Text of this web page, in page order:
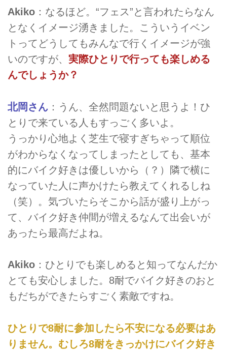
Akiko ：なるほど。“フェス”と言われたらなん
となくイメージ湧きました。こういうイベン
トってどうしてもみんなで行くイメージが強
いのですが、 実際ひとりで行っても楽しめる
んでしょうか？
北岡さん ：うん、全然問題ないと思うよ！ひ
とりで来ている人もすっごく多いよ。
うっかり心地よく芝生で寝すぎちゃって順位
がわからなくなってしまったとしても、基本
的にバイク好きは優しいから（？）隣で横に
なっていた人に声かけたら教えてくれるしね
（笑）。気づいたらそこから話が盛り上がっ
て、バイク好き仲間が増えるなんて出会いが
あったら最高だよね。
Akiko ：ひとりでも楽しめると知ってなんだか
とても安心しました。8耐でバイク好きのおと
もだちができたらすごく素敵ですね。
ひとりで8耐に参加したら不安になる必要はあ
りません。むしろ8耐をきっかけにバイク好き